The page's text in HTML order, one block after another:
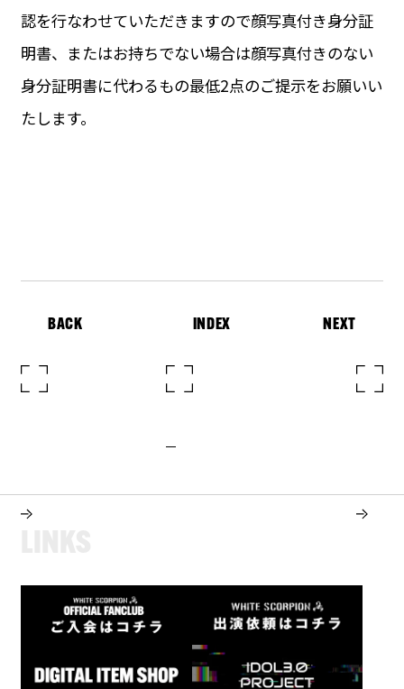
認を行なわせていただきますので顔写真付き身分証
明書、またはお持ちでない場合は顔写真付きのない
身分証明書に代わるもの最低2点のご提示をお願いい
たします。
BACK INDEX NEXT